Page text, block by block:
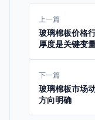
上一篇
玻璃棉板价格
厚度是关键变
下一篇
玻璃棉板市场
方向明确